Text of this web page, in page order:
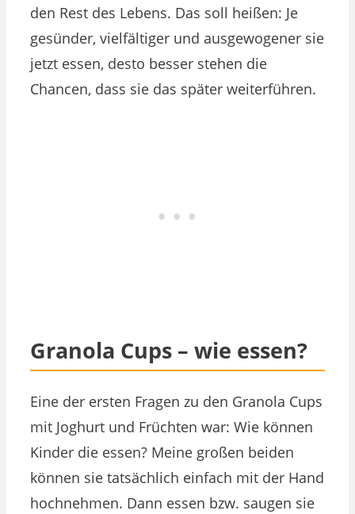
den Rest des Lebens. Das soll heißen: Je
gesünder, vielfältiger und ausgewogener sie
jetzt essen, desto besser stehen die
Chancen, dass sie das später weiterführen.
Granola Cups – wie essen?
Eine der ersten Fragen zu den Granola Cups
mit Joghurt und Früchten war: Wie können
Kinder die essen? Meine großen beiden
können sie tatsächlich einfach mit der Hand
hochnehmen. Dann essen bzw. saugen sie